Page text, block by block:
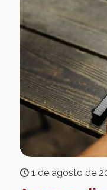
1 de agosto de